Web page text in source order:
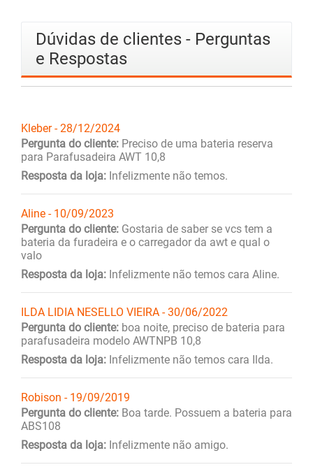
Dúvidas de clientes - Perguntas
e Respostas
Kleber - 28/12/2024
Pergunta do cliente: Preciso de uma bateria reserva
para Parafusadeira AWT 10,8
Resposta da loja: Infelizmente não temos.
Aline - 10/09/2023
Pergunta do cliente: Gostaria de saber se vcs tem a
bateria da furadeira e o carregador da awt e qual o
valo
Resposta da loja: Infelizmente não temos cara Aline.
ILDA LIDIA NESELLO VIEIRA - 30/06/2022
Pergunta do cliente: boa noite, preciso de bateria para
parafusadeira modelo AWTNPB 10,8
Resposta da loja: Infelizmente não temos cara Ilda.
Robison - 19/09/2019
Pergunta do cliente: Boa tarde. Possuem a bateria para
ABS108
Resposta da loja: Infelizmente não amigo.